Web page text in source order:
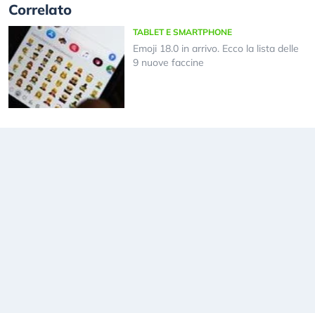
Correlato
TABLET E SMARTPHONE
Emoji 18.0 in arrivo. Ecco la lista delle
9 nuove faccine